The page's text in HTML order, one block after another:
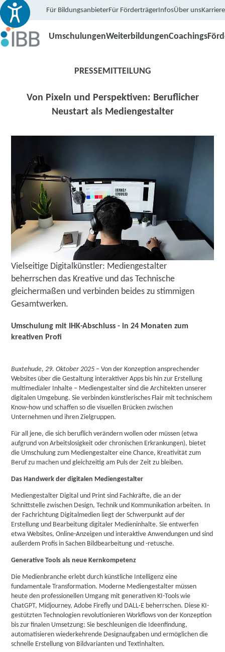
Für BildungsanbieterFür FörderträgerInfosÜber unsKarriere
UmschulungenWeiterbildungenCoachings
PRESSEMITTEILUNG
Von Pixeln und Perspektiven: Beruflicher
Neustart als Mediengestalter
Vielseitige Digitalkünstler: Mediengestalter
beherrschen das Kreative und das Technische
gleichermaßen und verbinden beides zu stimmigen
Gesamtwerken.
Umschulung mit IHK-Abschluss - in 24 Monaten zum
kreativen Profi
Buxtehude, 29. Oktober 2025 – Von der Konzeption ansprechender
Websites über die Gestaltung interaktiver Apps bis hin zur Erstellung
multimedialer Inhalte – Mediengestalter sind die Architekten unserer
digitalen Umgebung. Sie verbinden künstlerisches Flair mit technischem
Know-how und schaffen so die visuellen Brücken zwischen
Unternehmen und ihren Zielgruppen.
Für all jene, die sich beruflich verändern wollen oder müssen (etwa
aufgrund von Arbeitslosigkeit oder chronischen Erkrankungen), bietet
die Umschulung zum Mediengestalter eine Chance, Kreativität zum
Beruf zu machen und gleichzeitig am Puls der Zeit zu bleiben.
Das Handwerk der digitalen Mediengestalter
Mediengestalter Digital und Print sind Fachkräfte, die an der
Schnittstelle zwischen Design, Technik und Kommunikation arbeiten. In
der Fachrichtung Digitalmedien liegt der Schwerpunkt auf der
Erstellung und Bearbeitung digitaler Medieninhalte. Sie entwerfen
etwa Websites, Online-Anzeigen und interaktive Anwendungen und sind
außerdem Profis in Sachen Bildbearbeitung und -retusche.
Generative Tools als neue Kernkompetenz
Die Medienbranche erlebt durch künstliche Intelligenz eine
fundamentale Transformation. Moderne Mediengestalter müssen
heute den professionellen Umgang mit generativen KI-Tools wie
ChatGPT, Midjourney, Adobe Firefly und DALL·E beherrschen. Diese KI-
gestützten Technologien revolutionieren Workflows von der Konzeption
bis zur finalen Umsetzung: Sie beschleunigen die Ideenfindung,
automatisieren wiederkehrende Designaufgaben und ermöglichen die
schnelle Erstellung von Bildvarianten und Textinhalten.